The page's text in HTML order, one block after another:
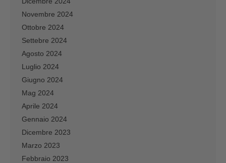
Novembre 2024
Ottobre 2024
Settebre 2024
Agosto 2024
Luglio 2024
Giugno 2024
Mag 2024
Aprile 2024
Gennaio 2024
Dicembre 2023
Marzo 2023
Febbraio 2023